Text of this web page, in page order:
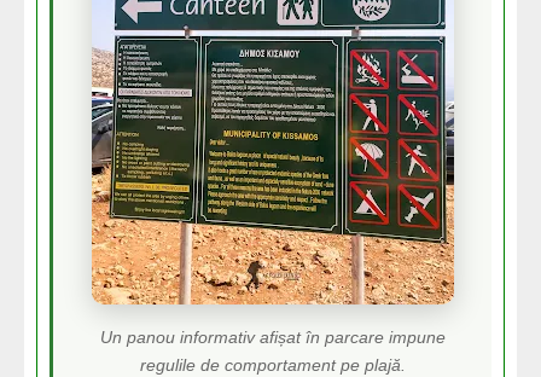
Un panou informativ afișat în parcare impune
regulile de comportament pe plajă.